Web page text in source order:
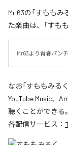
Mr 63の「すもも
た楽曲は、「すも
Mr63より青春パン
なお「すももみるく
YouTube Music、
聴くことができる。
各配信サービス：